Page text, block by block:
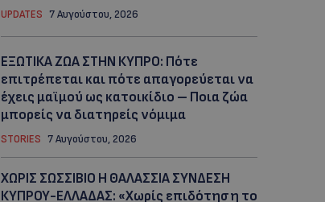
UPDATES 7 Αυγούστου, 2026
ΕΞΩΤΙΚΑ ΖΩΑ ΣΤΗΝ ΚΥΠΡΟ: Πότε
επιτρέπεται και πότε απαγορεύεται να
έχεις μαϊμού ως κατοικίδιο – Ποια ζώα
μπορείς να διατηρείς νόμιμα
STORIES 7 Αυγούστου, 2026
ΧΩΡΙΣ ΣΩΣΣΙΒΙΟ Η ΘΑΛΑΣΣΙΑ ΣΥΝΔΕΣΗ
ΚΥΠΡΟΥ-ΕΛΛΑΔΑΣ: «Χωρίς επιδότηση το